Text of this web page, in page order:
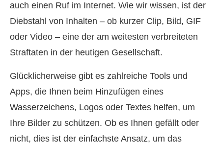
auch einen Ruf im Internet. Wie wir wissen, ist der
Diebstahl von Inhalten – ob kurzer Clip, Bild, GIF
oder Video – eine der am weitesten verbreiteten
Straftaten in der heutigen Gesellschaft.
Glücklicherweise gibt es zahlreiche Tools und
Apps, die Ihnen beim Hinzufügen eines
Wasserzeichens, Logos oder Textes helfen, um
Ihre Bilder zu schützen. Ob es Ihnen gefällt oder
nicht, dies ist der einfachste Ansatz, um das